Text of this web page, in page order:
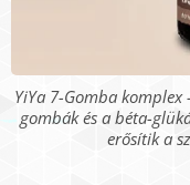
YiYa 7-Gomba
gombák és a béta-
erősítik a